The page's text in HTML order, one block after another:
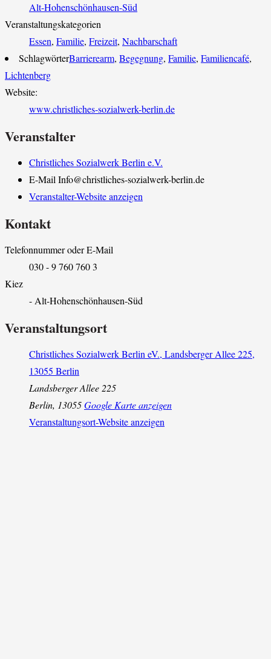
Alt-Hohenschönhausen-Süd
Veranstaltungskategorien
Essen, Familie, Freizeit, Nachbarschaft
SchlagwörterBarrierearm, Begegnung, Familie, Familiencafé,
Lichtenberg
Website:
www.christliches-sozialwerk-berlin.de
Veranstalter
Christliches Sozialwerk Berlin e.V.
E-Mail Info@christliches-sozialwerk-berlin.de
Veranstalter-Website anzeigen
Kontakt
Telefonnummer oder E-Mail
030 - 9 760 760 3
Kiez
- Alt-Hohenschönhausen-Süd
Veranstaltungsort
Christliches Sozialwerk Berlin eV., Landsberger Allee 225,
13055 Berlin
Landsberger Allee 225
Berlin, 13055Google Karte anzeigen
Veranstaltungsort-Website anzeigen